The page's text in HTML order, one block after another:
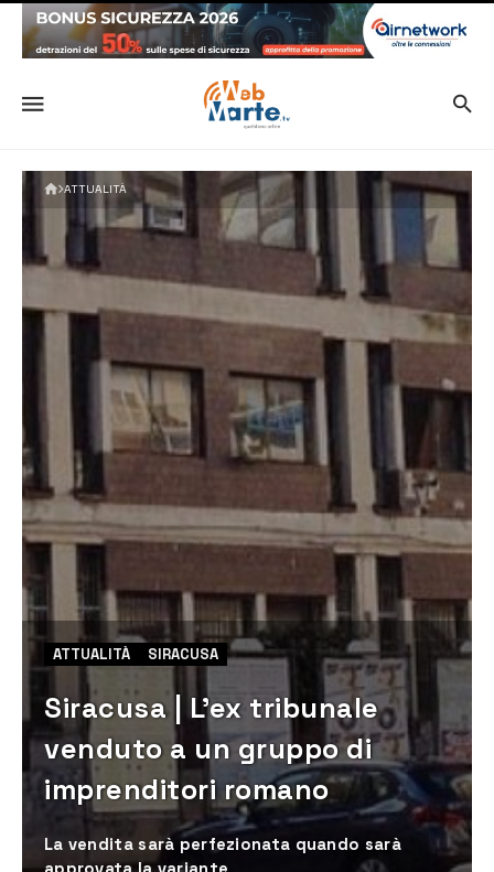
ATTUALITÀ
ATTUALITÀ SIRACUSA
Siracusa | L’ex tribunale
venduto a un gruppo di
imprenditori romano
La vendita sarà perfezionata quando sarà